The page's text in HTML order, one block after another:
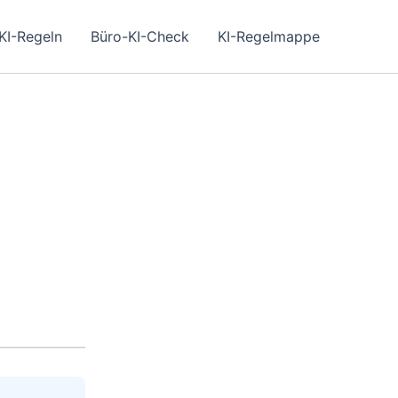
KI-Regeln Büro-KI-Check KI-Regelmappe